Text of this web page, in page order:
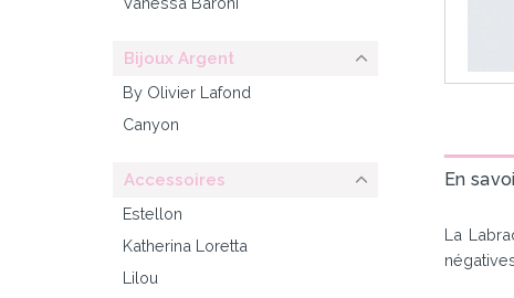
En
La
Bijoux Argent
By Olivier Lafond
Canyon
Accessoires
Estellon
Katherina Loretta
Lilou